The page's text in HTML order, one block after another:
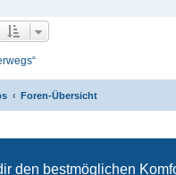
den bestmöglichen
Foren-Übersicht